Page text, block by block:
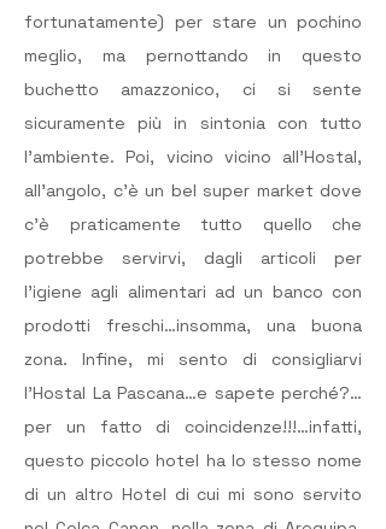
fortunatamente) per stare un pochino
meglio, ma pernottando in questo
buchetto amazzonico, ci si sente
sicuramente più in sintonia con tutto
l’ambiente. Poi, vicino vicino all’Hostal,
all’angolo, c’è un bel super market dove
c’è praticamente tutto quello che
potrebbe servirvi, dagli articoli per
l’igiene agli alimentari ad un banco con
prodotti freschi…insomma, una buona
zona. Infine, mi sento di consigliarvi
l’Hostal La Pascana…e sapete perché?…
per un fatto di coincidenze!!!…infatti,
questo piccolo hotel ha lo stesso nome
di un altro Hotel di cui mi sono servito